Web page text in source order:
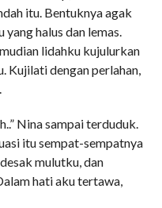
itu. Bentuknya agak
halus dan lemas.
lidahku kujulurkan
Kujilati dengan perlahan,
Nina sampai terduduk.
itu sempat-sempatnya
mulutku, dan
hati aku tertawa,